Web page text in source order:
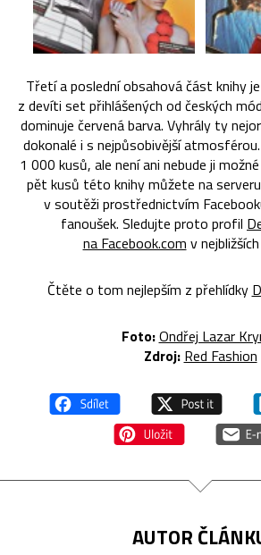
Třetí a poslední obsahová část knihy
z devíti set přihlášených od českých
dominuje červená barva. Vyhrály ty
dokonalé i s nejpůsobivější
1 000 kusů, ale není ani nebude ji
pět kusů této knihy můžete na
v soutěži prostřednictvím
fanoušek. Sledujte proto profil
na Facebook.com v
Čtěte o tom nejlepším z přehlídky
Foto:Ondřej Lazar
Zdroj: Red Fashion
AUTOR